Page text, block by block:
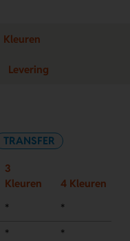
Kleuren
Levering
TRANSFER
3
Kleuren
4 Kleuren
*
*
*
*